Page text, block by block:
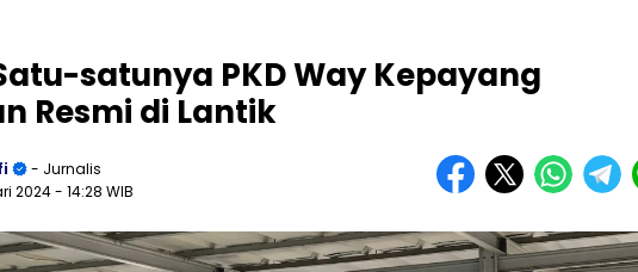
satunya PKD Way Kepayang
Resmi di Lantik
- Jurnalis
2024- 14:28 WIB